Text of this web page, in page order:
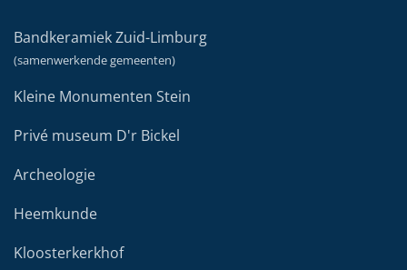
Bandkeramiek Zuid-Limburg
(samenwerkende gemeenten)
Kleine Monumenten Stein
Privé museum D'r Bickel
Archeologie
Heemkunde
Kloosterkerkhof